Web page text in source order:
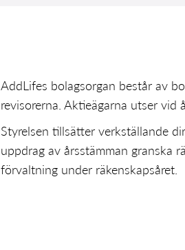
AddLifes bolagsorgan består av
revisorerna. Aktieägarna utser vid
Styrelsen tillsätter verkställande
uppdrag av årsstämman granska
förvaltning under räkenskapsåret.